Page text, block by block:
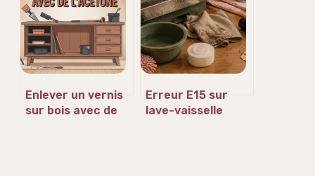
faux pas
Enlever un vernis
sur bois avec de
Erreur E15 sur
lave-vaisselle